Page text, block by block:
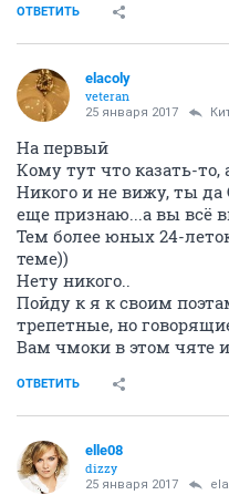
ОТВЕТИТЬ
elacoly
veteran
25 января 2017
На первый
Кому тут что казать-то,
Никого и не вижу, ты да
еще признаю...а вы всё
Тем более юных 24-
теме))
Нету никого..
Пойду к я к своим
трепетные, но
Вам чмоки в этом чяте
ОТВЕТИТЬ
elle08
dizzy
25 января 2017